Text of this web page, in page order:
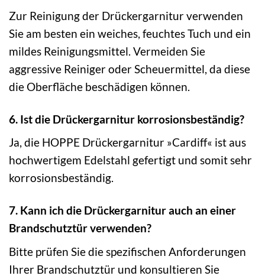
Zur Reinigung der Drückergarnitur verwenden
Sie am besten ein weiches, feuchtes Tuch und ein
mildes Reinigungsmittel. Vermeiden Sie
aggressive Reiniger oder Scheuermittel, da diese
die Oberfläche beschädigen können.
6. Ist die Drückergarnitur korrosionsbeständig?
Ja, die HOPPE Drückergarnitur »Cardiff« ist aus
hochwertigem Edelstahl gefertigt und somit sehr
korrosionsbeständig.
7. Kann ich die Drückergarnitur auch an einer
Brandschutztür verwenden?
Bitte prüfen Sie die spezifischen Anforderungen
Ihrer Brandschutztür und konsultieren Sie